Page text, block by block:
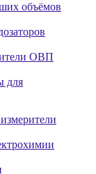
объёмов
ОВП
для